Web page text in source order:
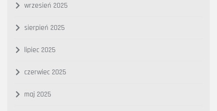
wrzesień 2025
sierpień 2025
lipiec 2025
czerwiec 2025
maj 2025